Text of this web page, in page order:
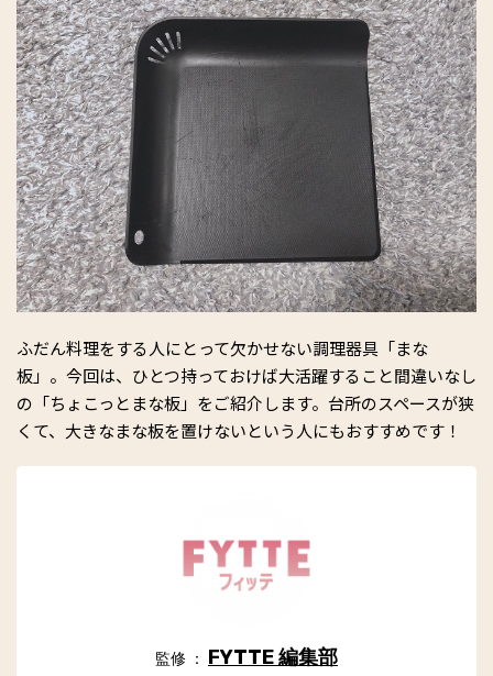
ふだん料理をする人にとって欠かせない調理器具「まな
板」。今回は、ひとつ持っておけば大活躍すること間違いなし
の「ちょこっとまな板」をご紹介します。台所のスペースが狭
くて、大きなまな板を置けないという人にもおすすめです！
監修 ： FYTTE 編集部